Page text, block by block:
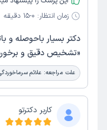
زمان انتظار: 0-15 دقیقه
دکتر بسیار باحوصله و
«تشخیص دقیق و
علت مراجعه: علائم
کاربر دکترتو